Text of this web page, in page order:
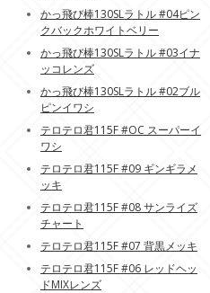
かっ飛び棒130SLラトル #04ピン
クバックホワイトベリー
かっ飛び棒130SLラトル #03イナ
ッコレンズ
かっ飛び棒130SLラトル #02ブル
ピンイワシ
テロテロ君115F #OC スーパーイ
ワシ
テロテロ君115F #09 ギンギラメ
ッキ
テロテロ君115F #08 サンライズ
チャート
テロテロ君115F #07 背黒メッキ
テロテロ君115F #06 レッドヘッ
ドMIXレンズ